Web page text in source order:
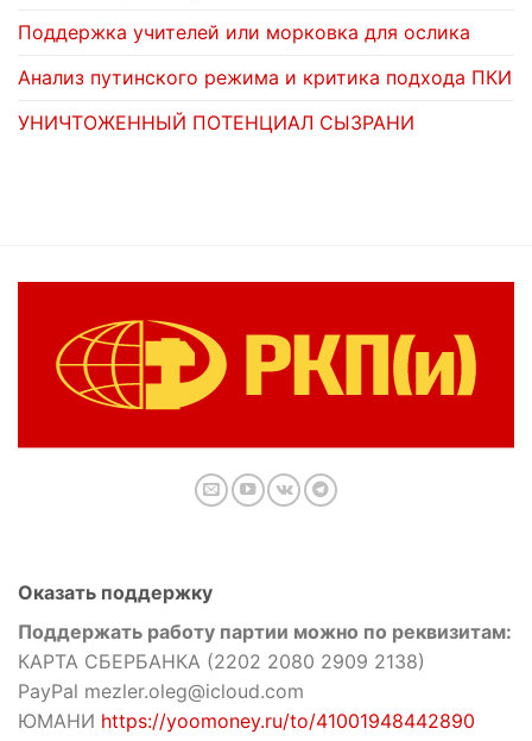
Поддержка учителей или морковка для ослика
Анализ путинского режима и критика подхода ПКИ
УНИЧТОЖЕННЫЙ ПОТЕНЦИАЛ СЫЗРАНИ
Оказать поддержку
Поддержать работу партии можно по реквизитам:
КАРТА СБЕРБАНКА (2202 2080 2909 2138)
PayPal mezler.oleg@icloud.com
ЮМАНИ https://yoomoney.ru/to/41001948442890